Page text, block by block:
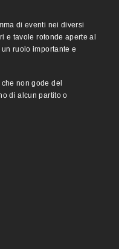
di eventi nei diversi
e tavole rotonde aperte al
ruolo importante e
non gode del
di alcun partito o